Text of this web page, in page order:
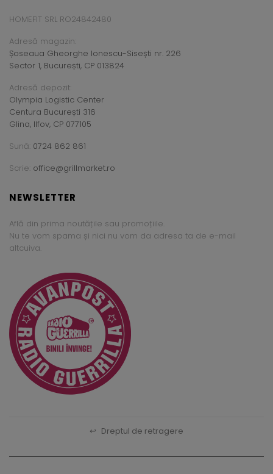
HOMEFIT SRL RO24842480
Adresă magazin:
Șoseaua Gheorghe Ionescu-Sisești nr. 226
Sector 1, București, CP 013824
Adresă depozit:
Olympia Logistic Center
Centura București 316
Glina, Ilfov, CP 077105
Sună: 0724 862 861
Scrie: office@grillmarket.ro
NEWSLETTER
Află din prima noutățile sau promoțiile.
Nu te vom spama și nici nu vom da adresa ta de e-mail
altcuiva.
↩ Dreptul de retragere